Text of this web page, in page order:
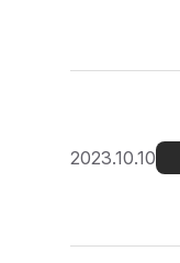
2023.10.10